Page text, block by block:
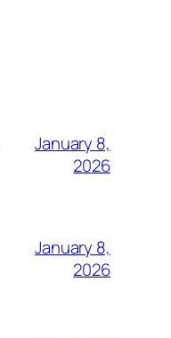
January 8,
2026
January 8,
2026